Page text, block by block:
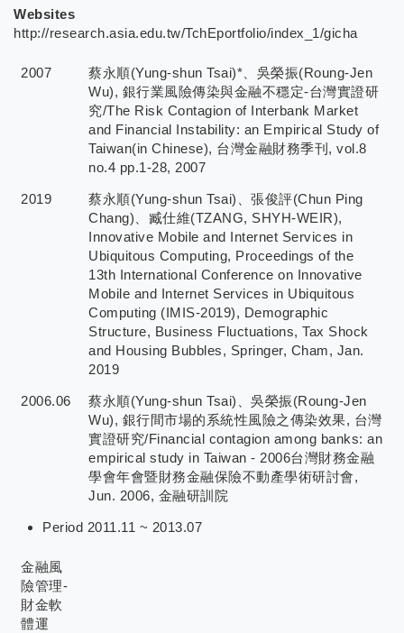
Websites
http://research.asia.edu.tw/TchEportfolio/index_1/gicha
2007
蔡永順(Yung-shun Tsai)*、吳榮振(Roung-Jen
Wu), 銀行業風險傳染與金融不穩定-台灣實證研
究/The Risk Contagion of Interbank Market
and Financial Instability: an Empirical Study of
Taiwan(in Chinese), 台灣金融財務季刊, vol.8
no.4 pp.1-28, 2007
2019
蔡永順(Yung-shun Tsai)、張俊評(Chun Ping
Chang)、臧仕維(TZANG, SHYH-WEIR),
Innovative Mobile and Internet Services in
Ubiquitous Computing, Proceedings of the
13th International Conference on Innovative
Mobile and Internet Services in Ubiquitous
Computing (IMIS-2019), Demographic
Structure, Business Fluctuations, Tax Shock
and Housing Bubbles, Springer, Cham, Jan.
2019
2006.06
蔡永順(Yung-shun Tsai)、吳榮振(Roung-Jen
Wu), 銀行間市場的系統性風險之傳染效果, 台灣
實證研究/Financial contagion among banks: an
empirical study in Taiwan - 2006台灣財務金融
學會年會暨財務金融保險不動產學術研討會,
Jun. 2006, 金融研訓院
Period 2011.11 ~ 2013.07
金融風
險管理-
財金軟
體運